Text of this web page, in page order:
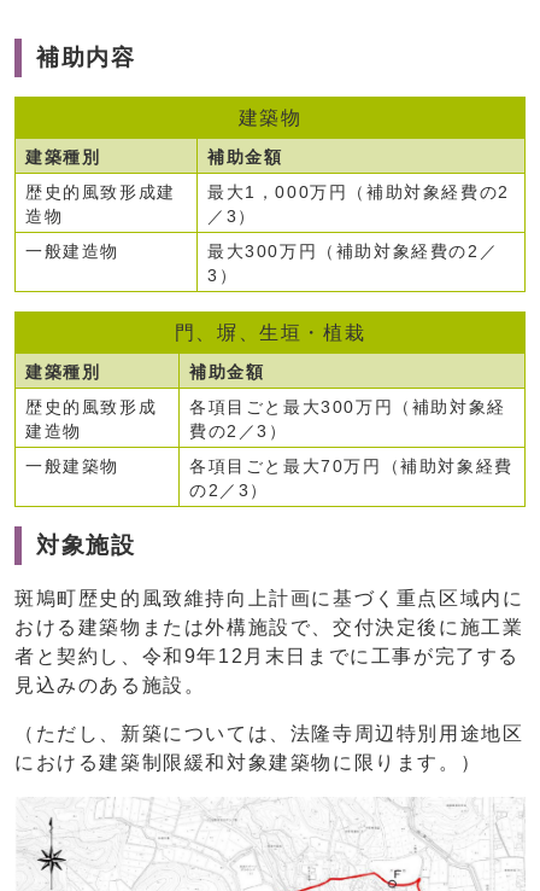
補助内容
建築物
建築種別
補助金額
歴史的風致形成建
造物
最大1，000万円（補助対象経費の2
／3）
一般建造物
最大300万円（補助対象経費の2／
3）
門、塀、生垣・植栽
建築種別
補助金額
歴史的風致形成
建造物
各項目ごと最大300万円（補助対象経
費の2／3）
一般建築物
各項目ごと最大70万円（補助対象経費
の2／3）
対象施設
斑鳩町歴史的風致維持向上計画に基づく重点区域内に
おける建築物または外構施設で、交付決定後に施工業
者と契約し、令和9年12月末日までに工事が完了する
見込みのある施設。
（ただし、新築については、法隆寺周辺特別用途地区
における建築制限緩和対象建築物に限ります。）